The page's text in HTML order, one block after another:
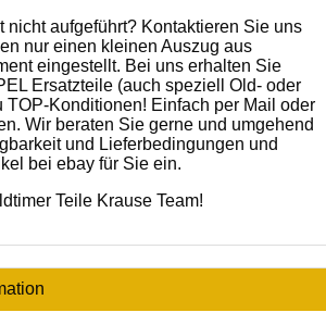
nicht aufgeführt? Kontaktieren Sie uns
nur einen kleinen Auszug aus
eingestellt. Bei uns erhalten Sie
Ersatzteile (auch speziell Old- oder
TOP-Konditionen! Einfach per Mail oder
Wir beraten Sie gerne und umgehend
und Lieferbedingungen und
bei ebay für Sie ein.
Teile Krause Team!